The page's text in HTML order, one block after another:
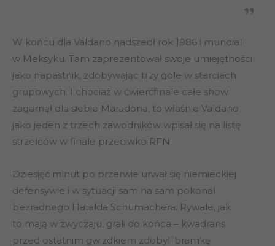
W końcu dla Valdano nadszedł rok 1986 i mundial
w Meksyku. Tam zaprezentował swoje umiejętności
jako napastnik, zdobywając trzy gole w starciach
grupowych. I chociaż w ćwierćfinale całe show
zagarnął dla siebie Maradona, to właśnie Valdano
jako jeden z trzech zawodników wpisał się na listę
strzelców w finale przeciwko RFN.
Dziesięć minut po przerwie urwał się niemieckiej
defensywie i w sytuacji sam na sam pokonał
bezradnego Haralda Schumachera. Rywale, jak
to mają w zwyczaju, grali do końca – kwadrans
przed ostatnim gwizdkiem zdobyli bramkę